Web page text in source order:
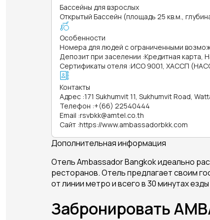
Бассейны для взрослых
Открытый Бассейн (площадь 25 кв.м.,
Особенности
Номера для людей с ограниченными
Депозит при заселении :Кредитная карта,
Сертификаты отеля :ИСО 9001, ХАССП
Контакты
Адрес :171 Sukhumvit 11, Sukhumvit Road,
Телефон :+(66) 22540444
Email :rsvbkk@amtel.co.th
Сайт :https://www.ambassadorbkk.com
Дополнительная информация
Отель Ambassador Bangkok идеально
ресторанов. Отель предлагает своим
от линии метро и всего в 30 минутах
Забронировать